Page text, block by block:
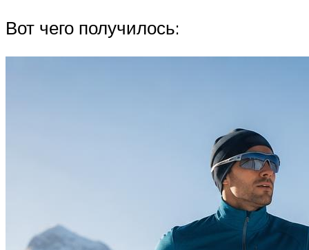
Вот чего получилось: